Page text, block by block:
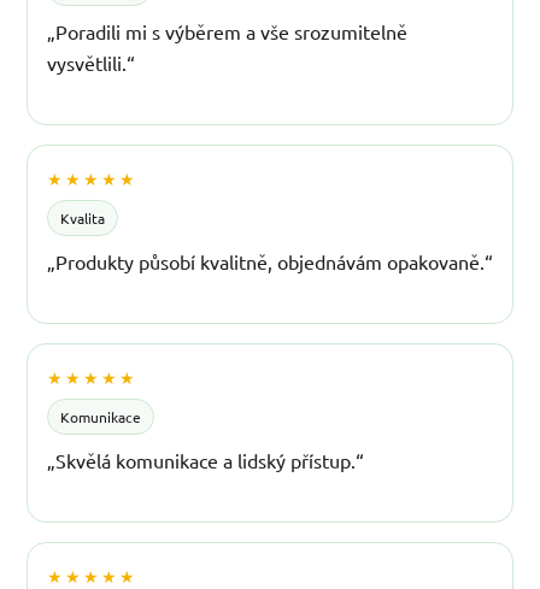
„Poradili mi s výběrem a vše srozumitelně
vysvětlili.“
★★★★★
Kvalita
„Produkty působí kvalitně, objednávám opakovaně.“
★★★★★
Komunikace
„Skvělá komunikace a lidský přístup.“
★★★★★